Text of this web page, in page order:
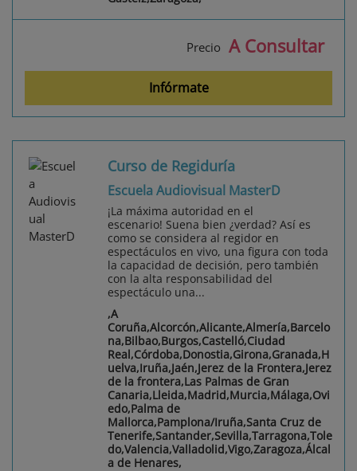
Precio A Consultar
Infórmate
Curso de Regiduría
Escuela Audiovisual MasterD
¡La máxima autoridad en el
escenario! Suena bien ¿verdad? Así es
como se considera al regidor en
espectáculos en vivo, una figura con toda
la capacidad de decisión, pero también
con la alta responsabilidad del
espectáculo una...
,A
Coruña,Alcorcón,Alicante,Almería,Barcelo
na,Bilbao,Burgos,Castelló,Ciudad
Real,Córdoba,Donostia,Girona,Granada,H
uelva,Iruña,Jaén,Jerez de la Frontera,Jerez
de la frontera,Las Palmas de Gran
Canaria,Lleida,Madrid,Murcia,Málaga,Ovi
edo,Palma de
Mallorca,Pamplona/Iruña,Santa Cruz de
Tenerife,Santander,Sevilla,Tarragona,Tole
do,Valencia,Valladolid,Vigo,Zaragoza,Álcal
a de Henares,